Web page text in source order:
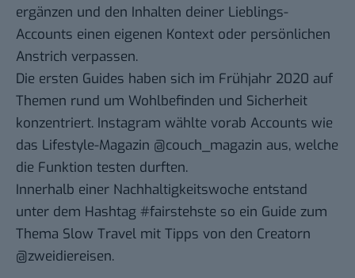
ergänzen und den Inhalten deiner Lieblings-
Accounts einen eigenen Kontext oder persönlichen
Anstrich verpassen.
Die ersten Guides haben sich im Frühjahr 2020 auf
Themen rund um Wohlbefinden und Sicherheit
konzentriert. Instagram wählte vorab Accounts wie
das Lifestyle-Magazin @couch_magazin aus, welche
die Funktion testen durften.
Innerhalb einer Nachhaltigkeitswoche entstand
unter dem Hashtag #fairstehste so ein Guide zum
Thema Slow Travel mit Tipps von den Creatorn
@zweidiereisen.